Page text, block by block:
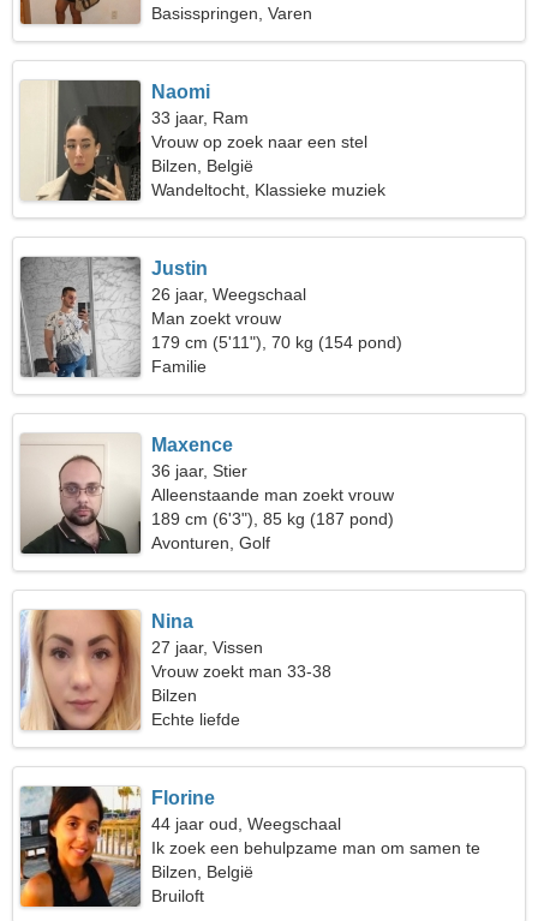
Basisspringen, Varen
Naomi
33 jaar, Ram
Vrouw op zoek naar een stel
Bilzen, België
Wandeltocht, Klassieke muziek
Justin
26 jaar, Weegschaal
Man zoekt vrouw
179 cm (5'11"), 70 kg (154 pond)
Familie
Maxence
36 jaar, Stier
Alleenstaande man zoekt vrouw
189 cm (6'3"), 85 kg (187 pond)
Avonturen, Golf
Nina
27 jaar, Vissen
Vrouw zoekt man 33-38
Bilzen
Echte liefde
Florine
44 jaar oud, Weegschaal
Ik zoek een behulpzame man om samen te
wandelen
Bilzen, België
Bruiloft